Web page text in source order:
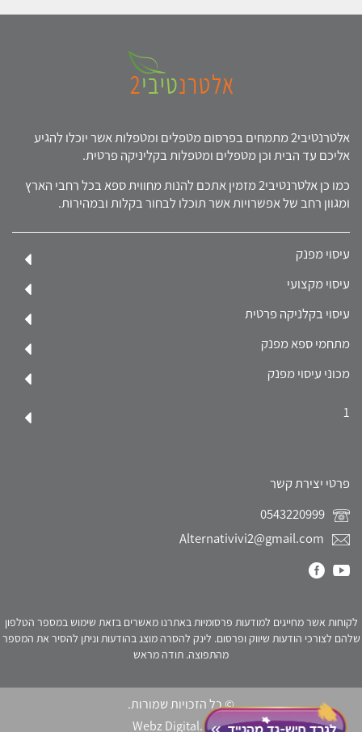
אלטרנטיבי2 מתמחים בפרסום מטפלים ומטפלות אשר יוכלו להגיע
אליכם עד הבית וכן מטפלים ומטפלות בקליניקה פרטית.
כמו כן אלטרנטיבי2 מזמין אתכם להנות מחווית ספא בכל רחבי הארץ
ומגוון רחב של אפשרויות אשר תוכלו לבחור בקלות ובמהירות.
עיסוי מפנק
עיסוי מקצועי
עיסוי בקלניקה פרטית
מתחמי ספא מפנק
מכוני עיסוי מפנק
1
פרטי יצירת קשר
Alternativivi2@gmail.com
לקוחות אשר מחייגים למודעות פרסומיות באתרנו מאשרים בזאת שימוש במספר הטלפון
שלהם לצורכי הודעות שיווק ופרסום. לינק להסרה מוצג בהודעות וניתן להסיר את המספר
מהתפוצה. תודה מראש
© כל הזכויות שמורות.
Webz Digital.click